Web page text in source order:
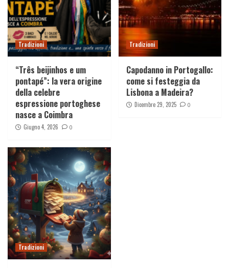
Tradizioni
“Três beijinhos e um
pontapé”: la vera origine
della celebre
espressione portoghese
nasce a Coimbra
Giugno 4, 2026 0
Tradizioni
Capodanno in Portogallo:
come si festeggia da
Lisbona a Madeira?
Dicembre 29, 2025 0
Tradizioni